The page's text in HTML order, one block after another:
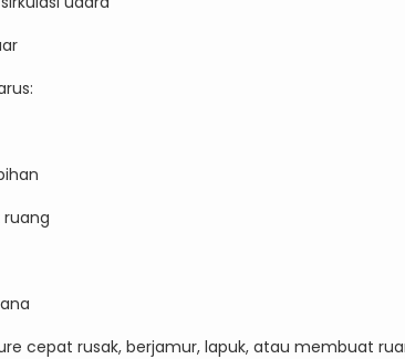
cepat rusak, berjamur, lapuk, atau membuat